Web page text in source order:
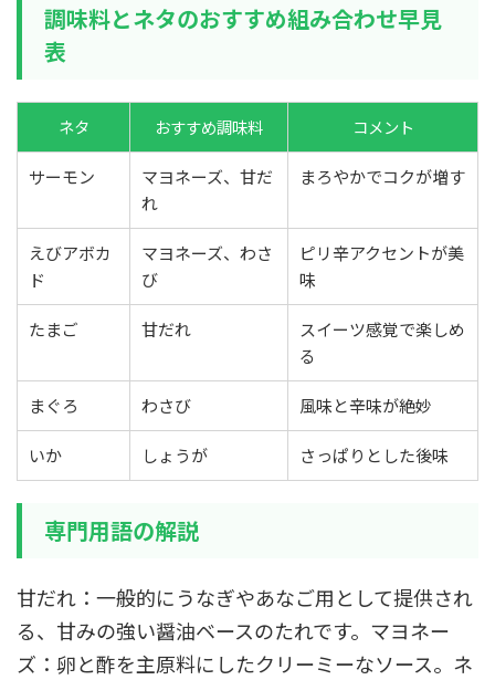
調味料とネタのおすすめ組み合わせ早見
表
ネタ おすすめ調味料 コメント
サーモン
マヨネーズ、甘だ
れ
まろやかでコクが増す
えびアボカ
ド
マヨネーズ、わさ
び
ピリ辛アクセントが美
味
たまご 甘だれ
スイーツ感覚で楽しめ
る
まぐろ わさび 風味と辛味が絶妙
いか しょうが さっぱりとした後味
専門用語の解説
甘だれ：一般的にうなぎやあなご用として提供され
る、甘みの強い醤油ベースのたれです。マヨネー
ズ：卵と酢を主原料にしたクリーミーなソース。ネ